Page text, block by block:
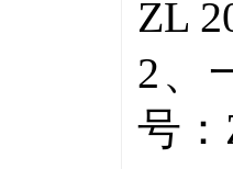
ZL
2、
号：